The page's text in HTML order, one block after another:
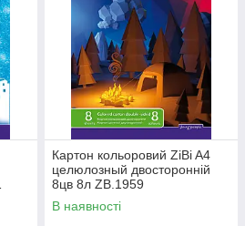
Картон кольоровий ZiBi A4
целюлозный двосторонній
8цв 8л ZB.1959
В наявності